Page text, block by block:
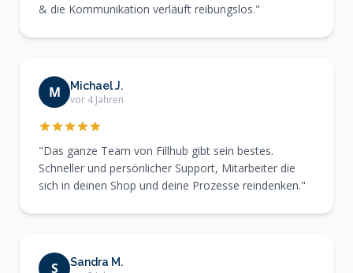
& die Kommunikation verläuft reibungslos."
M Michael J.
vor 4 Jahren
"Das ganze Team von Fillhub gibt sein bestes.
Schneller und persönlicher Support, Mitarbeiter die
sich in deinen Shop und deine Prozesse reindenken."
S Sandra M.